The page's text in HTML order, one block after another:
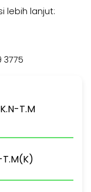
lebih lanjut:
3775
T.M
T.M(K)